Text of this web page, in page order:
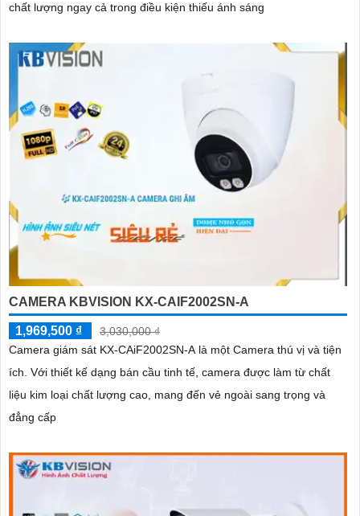
chất lượng ngay cả trong điều kiện thiếu ánh sáng
CAMERA KBVISION KX-CAIF2002SN-A
1,969,500 ₫
3,030,000 ₫
Camera giám sát KX-CAiF2002SN-A là một Camera thú vị và tiện
ích. Với thiết kế dạng bán cầu tinh tế, camera được làm từ chất
liệu kim loại chất lượng cao, mang đến vẻ ngoài sang trọng và
đẳng cấp